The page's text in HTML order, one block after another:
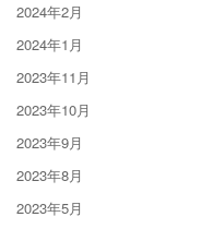
2024年2月
2024年1月
2023年11月
2023年10月
2023年9月
2023年8月
2023年5月